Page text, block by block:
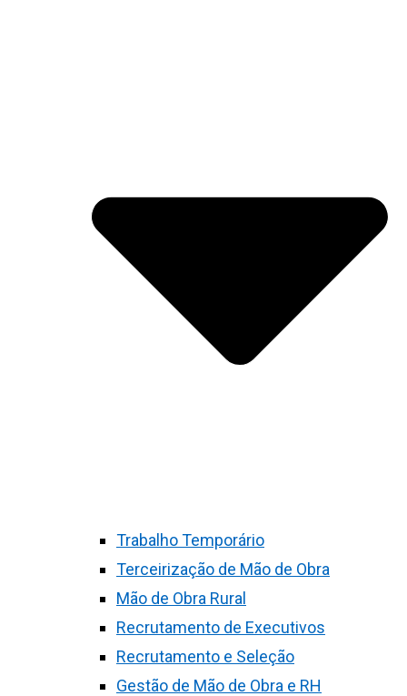
Trabalho Temporário
Terceirização de Mão de Obra
Mão de Obra Rural
Recrutamento de Executivos
Recrutamento e Seleção
Gestão de Mão de Obra e RH